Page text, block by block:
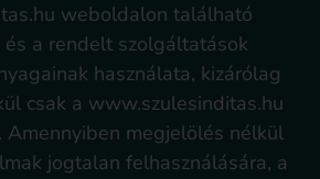
weboldalon található
és a rendelt szolgáltatások
használata, kizárólag
csak a www.szulesinditas.hu
Amennyiben megjelölés nélkül
jogtalan felhasználására, a